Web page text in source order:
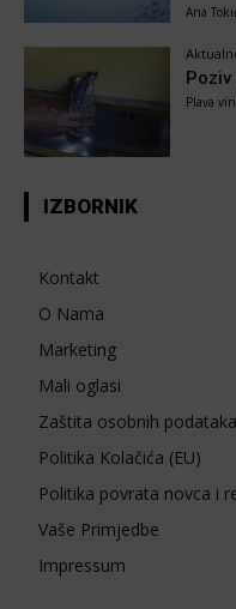
Ana
Plava
IZBORNIK
Kontakt
O Nama
Marketing
Mali oglasi
Zaštita osobnih podataka
Politika Kolačića (EU)
Politika povrata novca i
Vaše Primjedbe
Impressum